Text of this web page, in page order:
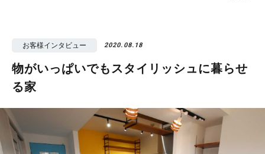
お客様インタビュー 2020.08.18
物がいっぱいでもスタイリッシュに暮らせ
る家